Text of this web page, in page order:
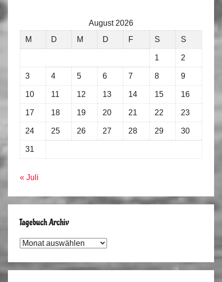
August 2026
M
D M D F S S
1 2
3 4 5 6 7 8 9
10 11 12 13 14 15 16
17 18 19 20 21 22 23
24 25 26 27 28 29 30
31
« Juli
Tagebuch Archiv
Tagebuch